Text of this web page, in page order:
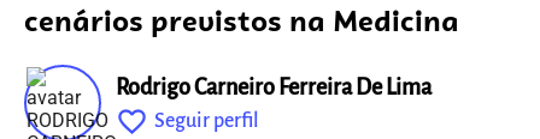
cenários previstos na Medicina
Rodrigo Carneiro Ferreira De Lima
favorite_outline Seguir perfil